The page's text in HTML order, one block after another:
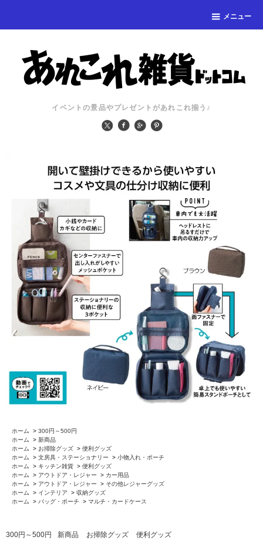
メニュー
イベントの景品やプレゼントがあれこれ揃う♪
ホーム > 300円～500円
ホーム
> 新商品
ホーム
> お掃除グッズ > 便利グッズ
ホーム
> 文房具・ステーショナリー > 小物入れ・ポーチ
ホーム
> キッチン雑貨 > 便利グッズ
ホーム
> アウトドア・レジャー > カー用品
ホーム
> アウトドア・レジャー > その他レジャーグッズ
ホーム
> インテリア > 収納グッズ
ホーム
> バッグ・ポーチ > マルチ・カードケース
300円～500円 新商品 お掃除グッズ
便利グッズ